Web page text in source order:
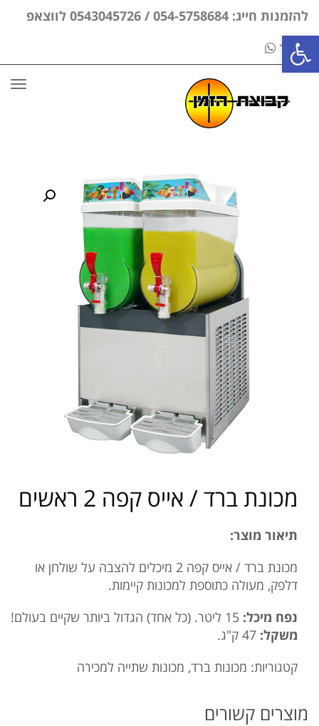
פתח סרגל נגישות
להזמנות חייג: 054-5758684 / 0543045726 לווצאפ
בלבד
מכונת ברד / אייס קפה 2 ראשים
תיאור מוצר:
מכונת ברד / אייס קפה 2 מיכלים להצבה על שולחן או
דלפק, מעולה כתוספת למכונות קיימות.
נפח מיכל:
משקל:
קטגוריות: מכונות ברד, מכונות שתייה למכירה
מוצרים קשורים